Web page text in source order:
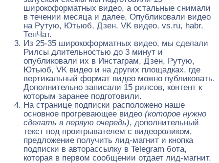
широкоформатных видео, а остальные снимали
в течении месяца и далее. Опубликовали видео
на Рутую, Ютьюб, Дзен, VK видео, vs.ru, habr,
ТенЧат.
Из 25-35 широкоформатных видео, мы сделали
Рилсы длительностью до 3 минут и
опубликовали их в Инстаграм, Дзен, Рутую,
Ютьюб, VK видео и на других площадках, где
вертикальный формат видео можно публиковать.
Дополнительно записали 15 рилсов, контент к
которым заранее подготовили.
На странице подписки расположено наше
основное прогревающее видео (которое нужно
сделать в первую очередь), дополнительный
текст под проигрывателем с видеороликом,
предложение получить лид-магнит и кнопка
подписки в авторассылку в Telegram бота,
которая в первом сообщении отдает лид-магнит.